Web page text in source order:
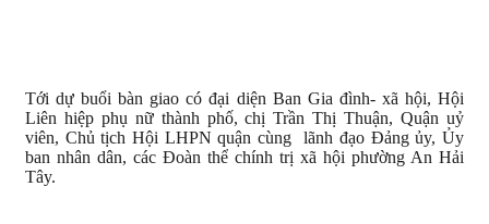
Tới dự buổi bàn giao có đại diện Ban Gia đình- xã hội, Hội
Liên hiệp phụ nữ thành phố, chị Trần Thị Thuận, Quận uỷ
viên, Chủ tịch Hội LHPN quận cùng lãnh đạo Đảng ủy, Ủy
ban nhân dân, các Đoàn thể chính trị xã hội phường An Hải
Tây.